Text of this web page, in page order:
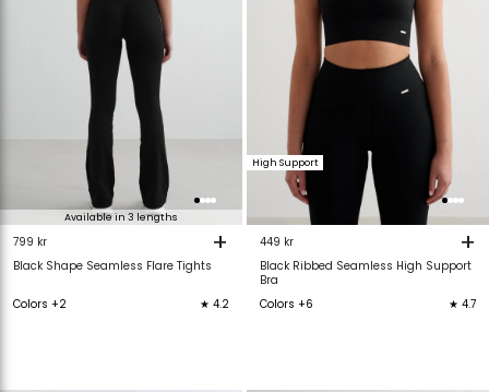
Available in 3 lengths
Black Shape Seamless Flare Tights
799 kr +
Colors +2 ★ 4.2
High Support
Black Ribbed Seamless High Support
Bra
449 kr +
Colors +6 ★ 4.7